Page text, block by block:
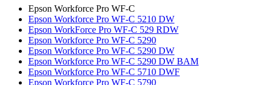
Epson Workforce Pro WF-C
Epson Workforce Pro WF-C 5210 DW
Epson WorkForce Pro WF-C 529 RDW
Epson Workforce Pro WF-C 5290
Epson Workforce Pro WF-C 5290 DW
Epson Workforce Pro WF-C 5290 DW BAM
Epson Workforce Pro WF-C 5710 DWF
Epson Workforce Pro WF-C 5790